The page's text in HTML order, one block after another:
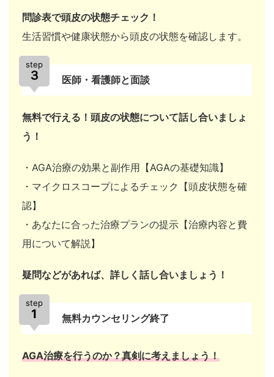
問診表で頭皮の状態チェック！
生活習慣や健康状態から頭皮の状態を確認します。
step
３ 医師・看護師と面談
無料で行える！頭皮の状態について話し合いましょ
う！
・AGA治療の効果と副作用【AGAの基礎知識】
・マイクロスコープによるチェック【頭皮状態を確
認】
・あなたに合った治療プランの提示【治療内容と費
用について解説】
疑問などがあれば、詳しく話し合いましょう！
step
1 無料カウンセリング終了
AGA治療を行うのか？真剣に考えましょう！